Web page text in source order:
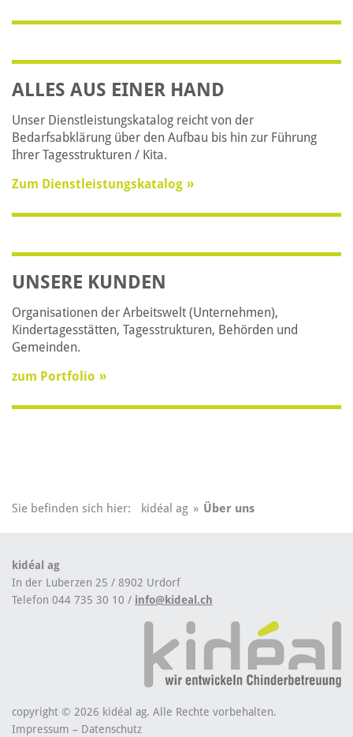
ALLES AUS EINER HAND
Unser Dienstleistungskatalog reicht von der
Bedarfsabklärung über den Aufbau bis hin zur Führung
Ihrer Tagesstrukturen / Kita.
Zum Dienstleistungskatalog
UNSERE KUNDEN
Organisationen der Arbeitswelt (Unternehmen),
Kindertagesstätten, Tagesstrukturen, Behörden und
Gemeinden.
zum Portfolio
Sie befinden sich hier: kidéal ag » Über uns
kidéal ag
In der Luberzen 25 / 8902 Urdorf
Telefon 044 735 30 10 / info@kideal.ch
copyright © 2026 kidéal ag. Alle Rechte vorbehalten.
Impressum – Datenschutz